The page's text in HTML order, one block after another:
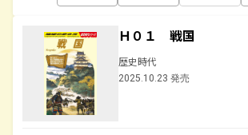
Ｈ０１ 戦国
歴史時代
2025.10.23 発売